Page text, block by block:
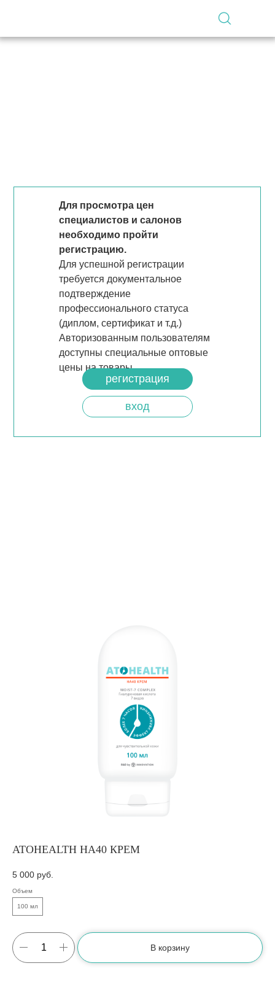
Для просмотра цен
специалистов и салонов
необходимо пройти
регистрацию.
Для успешной регистрации
требуется документальное
подтверждение
профессионального статуса
(диплом, сертификат и т.д.)
Авторизованным пользователям
доступны специальные оптовые
цены на товары.
регистрация
вход
ATOHEALTH НА40 КРЕМ
5 000 руб.
Объем
100 мл
В корзину